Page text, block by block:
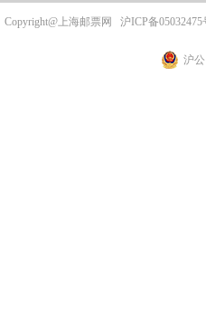
Copyright@上海邮票网 沪ICP备05032475
沪公